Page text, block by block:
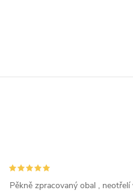
Pěkně zpracovaný obal , neotřelí